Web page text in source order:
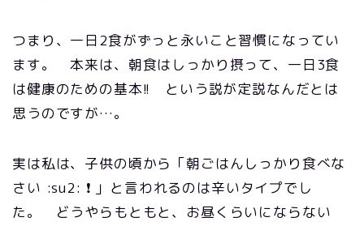
つまり、一日2食がずっと永いこと習慣になってい
ます。 本来は、朝食はしっかり摂って、一日3食
は健康のための基本!! という説が定説なんだとは
思うのですが…。
実は私は、子供の頃から「朝ごはんしっかり食べな
さい :su2: ❗ 」と言われるのは辛いタイプでし
た。 どうやらもともと、お昼くらいにならない